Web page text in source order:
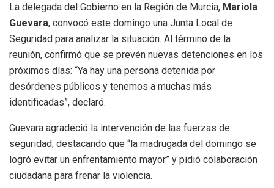
La delegada del Gobierno en la Región de Murcia, Mariola
Guevara, convocó este domingo una Junta Local de
Seguridad para analizar la situación. Al término de la
reunión, confirmó que se prevén nuevas detenciones en los
próximos días: “Ya hay una persona detenida por
desórdenes públicos y tenemos a muchas más
identificadas”, declaró.
Guevara agradeció la intervención de las fuerzas de
seguridad, destacando que “la madrugada del domingo se
logró evitar un enfrentamiento mayor” y pidió colaboración
ciudadana para frenar la violencia.